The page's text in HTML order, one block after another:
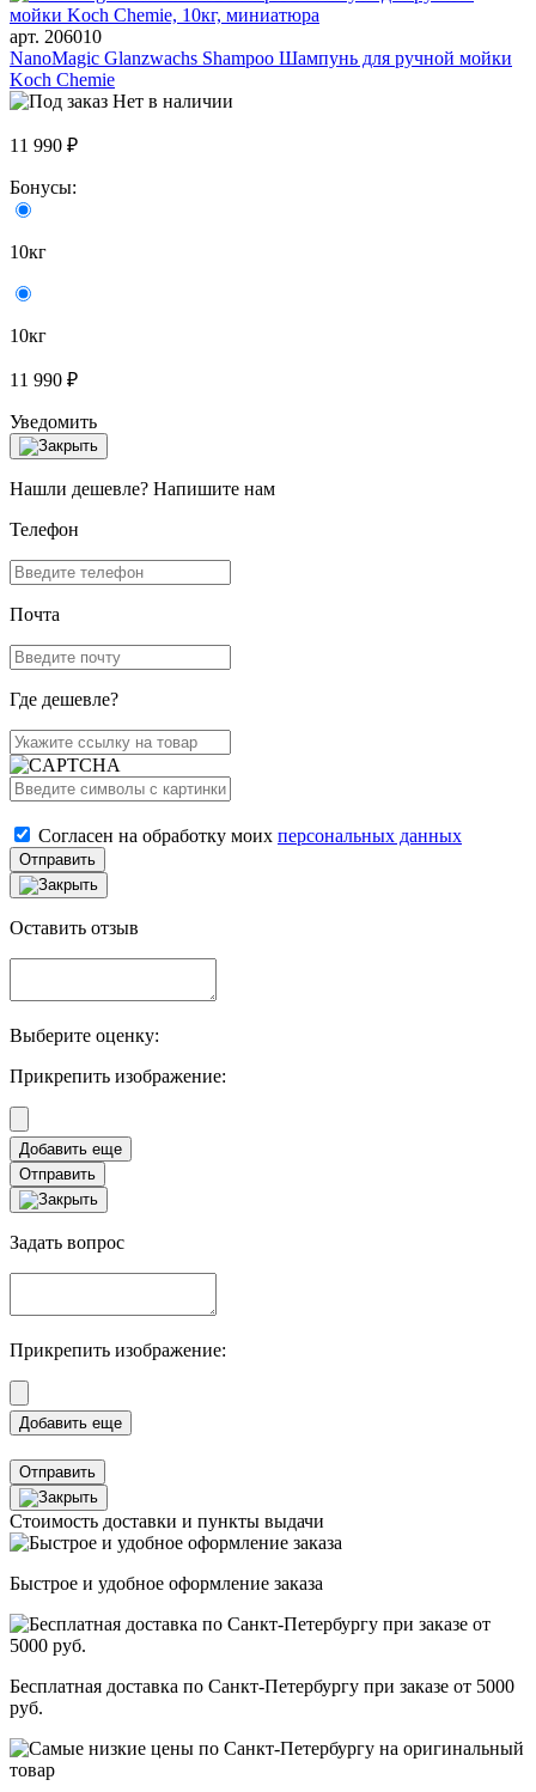
арт. 206010
NanoMagic Glanzwachs Shampoo Шампунь для ручной мойки
Koch Chemie
Нет в наличии
11 990 ₽
Бонусы:
10кг
10кг
11 990 ₽
Уведомить
Нашли дешевле? Напишите нам
Телефон
Почта
Где дешевле?
Согласен на обработку моих персональных данных
Отправить
Оставить отзыв
Выберите оценку:
Прикрепить изображение:
Отправить
Задать вопрос
Прикрепить изображение:
Отправить
Стоимость доставки и пункты выдачи
Быстрое и удобное оформление заказа
Бесплатная доставка по Санкт-Петербургу при заказе от 5000
руб.